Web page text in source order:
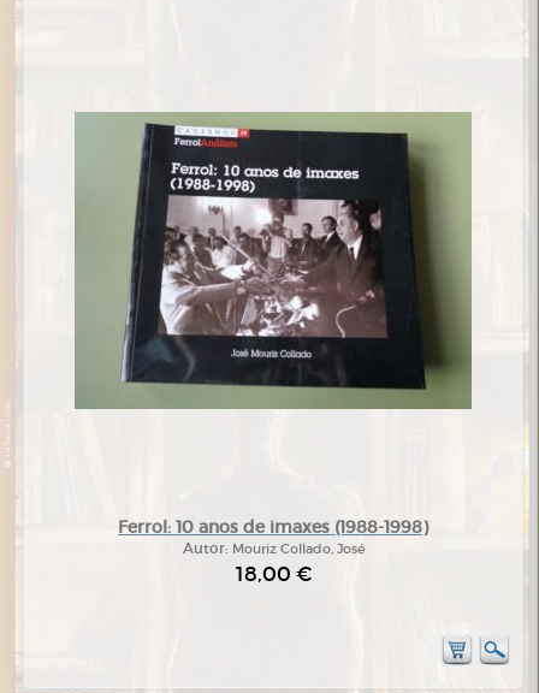
Ferrol: 10 anos de imaxes (1988-1998)
Autor: Mouriz Collado, José
18,00 €